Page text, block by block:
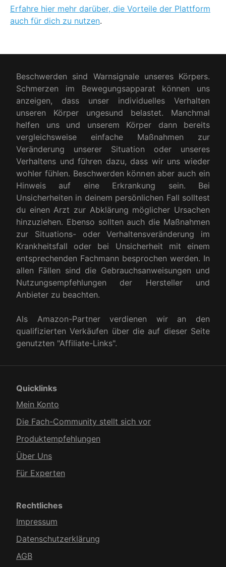
Erfahre hier mehr darüber, die Vorteile der Plattform
auch für dich zu nutzen.
Beschwerden sind Warnsignale unseres Körpers.
Schmerzen im Bewegungsapparat können uns
anzeigen, dass unser individuelles Verhalten
unseren Körper ungesund belastet. Manchmal
helfen uns und unserem Körper dann bereits
vergleichsweise einfache Maßnahmen zur
Veränderung unserer Situation oder unseres
Verhaltens und führen dazu, dass wir uns wieder
wohler fühlen. Beschwerden können aber auch ein
Hinweis auf eine Erkrankung sein. Bei
Unsicherheiten in deinem persönlichen Fall solltest
du einen Arzt zur Abklärung möglicher Ursachen
hinzuziehen. Ebenso sollten auch die Maßnahmen
zur Situations- oder Verhaltensveränderung im
Krankheitsfall oder bei Unsicherheit mit einem
entsprechenden Fachmann besprochen werden. In
allen Fällen sind die Gebrauchsanweisungen und
Nutzungsempfehlungen der Hersteller und
Anbieter zu beachten.
Als Amazon-Partner verdienen wir an den
qualifizierten Verkäufen über die auf dieser Seite
genutzten "Affiliate-Links".
Quicklinks
Mein Konto
Die Fach-Community stellt sich vor
Produkt­empfehlungen
Über Uns
Für Experten
Rechtliches
Impressum
Datenschutzerklärung
AGB